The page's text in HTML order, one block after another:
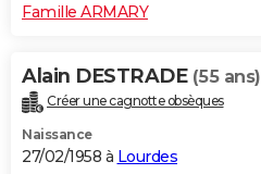
FORUM
Bricolage
Lifestyle
Culture
Sport
Auto
Television
Voyage
Cinema
Famille ARMARY
Alain DESTRADE (55 ans)
Créer une cagnotte obsèques
Naissance
27/02/1958 à Lourdes